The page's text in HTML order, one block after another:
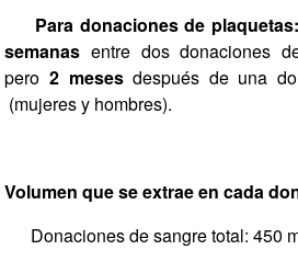
Para donaciones de
semanas entre dos donaciones
pero2 mesesdespués de una
(mujeres y hombres).
Volumen que se extrae en cada
Donaciones de sangre total: 450